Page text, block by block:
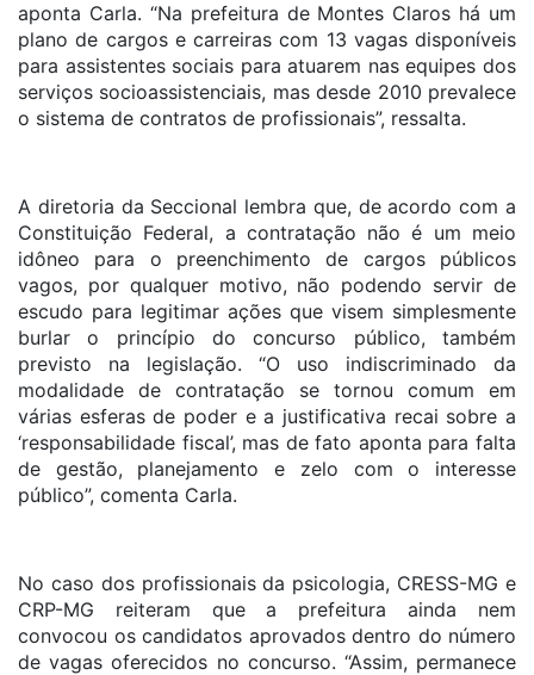
aponta Carla. “Na prefeitura de Montes Claros há um
plano de cargos e carreiras com 13 vagas disponíveis
para assistentes sociais para atuarem nas equipes dos
serviços socioassistenciais, mas desde 2010 prevalece
o sistema de contratos de profissionais”, ressalta.
A diretoria da Seccional lembra que, de acordo com a
Constituição Federal, a contratação não é um meio
idôneo para o preenchimento de cargos públicos
vagos, por qualquer motivo, não podendo servir de
escudo para legitimar ações que visem simplesmente
burlar o princípio do concurso público, também
previsto na legislação. “O uso indiscriminado da
modalidade de contratação se tornou comum em
várias esferas de poder e a justificativa recai sobre a
‘responsabilidade fiscal’, mas de fato aponta para falta
de gestão, planejamento e zelo com o interesse
público”, comenta Carla.
No caso dos profissionais da psicologia, CRESS-MG e
CRP-MG reiteram que a prefeitura ainda nem
convocou os candidatos aprovados dentro do número
de vagas oferecidos no concurso. “Assim, permanece